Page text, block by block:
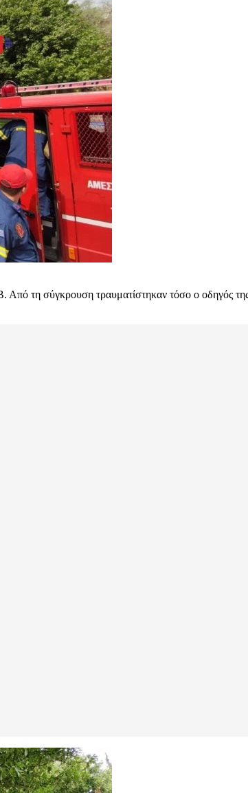
τη σύγκρουση τραυματίστηκαν τόσο ο οδηγός